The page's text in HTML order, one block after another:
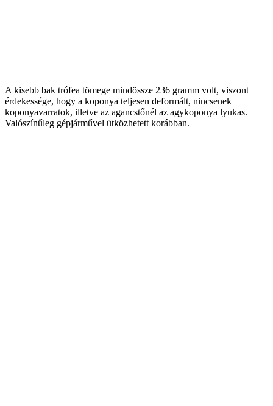
A kisebb bak trófea tömege mindössze 236 gramm volt, viszont
érdekessége, hogy a koponya teljesen deformált, nincsenek
koponyavarratok, illetve az agancstőnél az agykoponya lyukas.
Valószínűleg gépjárművel ütközhetett korábban.